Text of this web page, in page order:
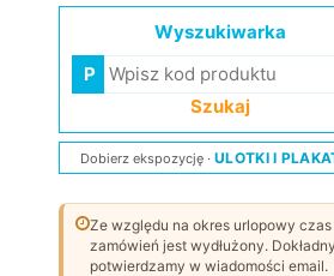
Wyszukiwarka
Szukaj
Dobierz ekspozycję ULOTKI I
Ze względu na okres urlopowy
zamówień jest wydłużony.
potwierdzamy w wiadomości email.